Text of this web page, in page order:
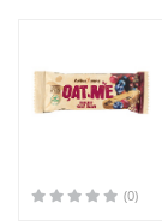
(0)